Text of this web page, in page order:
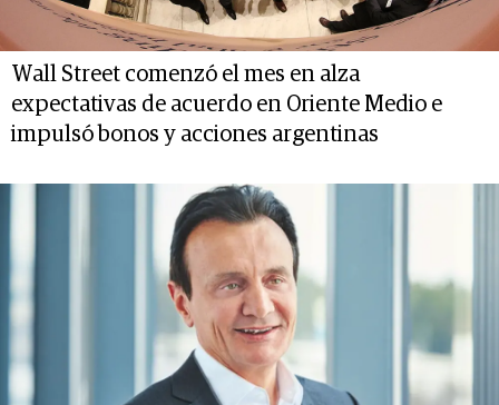
Wall Street comenzó el mes en alza
expectativas de acuerdo en Oriente Medio e
impulsó bonos y acciones argentinas